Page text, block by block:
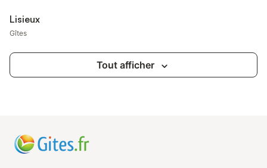
Lisieux
Gîtes
Tout afficher